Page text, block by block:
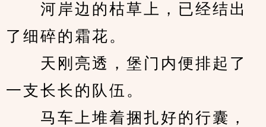
河岸边的枯草上，已经结出
了细碎的霜花。
天刚亮透，堡门内便排起了
一支长长的队伍。
马车上堆着捆扎好的行囊，